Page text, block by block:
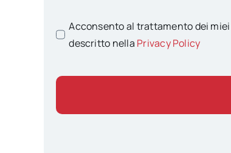
Acconsento al trattamento dei
descritto nella Privacy Policy